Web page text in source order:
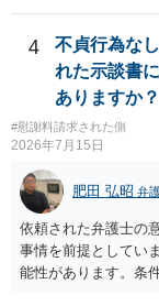
る旨の交渉をする
公序良俗に反するよ
が、 ２００万円で
とはいえないと考
も、ご自身が納得で
と思います。 その
否かにかかっては
できないのですが
クがありますので、
であるとお考えいた
すが、可能であれば
直接相談されて、
お勧めいたします。
るパターンはありえ
明確にいえないよ
はないかと推察しま
4
不貞行為な
れた示談書
ありますか？
#慰謝料請求された側
2026年7月15日
肥田 弘昭 弁
依頼された弁護士の
事情を前提としてい
能性があります。条